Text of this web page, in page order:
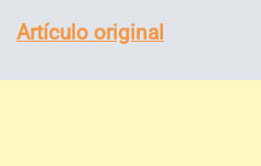
Artículo original